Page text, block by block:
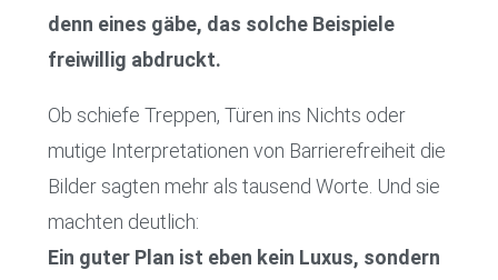
denn eines gäbe, das solche Beispiele
freiwillig abdruckt.
Ob schiefe Treppen, Türen ins Nichts oder
mutige Interpretationen von Barrierefreiheit die
Bilder sagten mehr als tausend Worte. Und sie
machten deutlich:
Ein guter Plan ist eben kein Luxus, sondern